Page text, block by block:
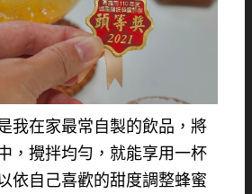
我在家最常自製的飲品，將
，攪拌均勻，就能享用一杯
依自己喜歡的甜度調整蜂蜜